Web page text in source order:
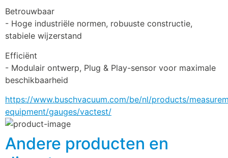
Betrouwbaar
- Hoge industriële normen, robuuste constructie,
stabiele wijzerstand
Efficiënt
- Modulair ontwerp, Plug & Play-sensor voor maximale
beschikbaarheid
https://www.buschvacuum.com/be/nl/products/
equipment/gauges/vactest/
Andere producten en